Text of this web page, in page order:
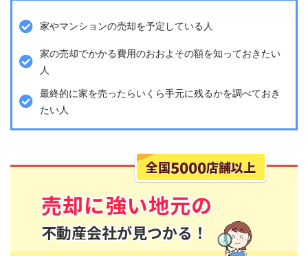
家やマンションの売却を予定している人
家の売却でかかる費用のおおよその額を知っておきたい
人
最終的に家を売ったらいくら手元に残るかを調べておき
たい人